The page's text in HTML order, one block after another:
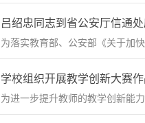
吕绍忠同志到省公安厅信通
为落实教育部、公安部《关于加
学校组织开展教学创新大赛
为进一步提升教师的教学创新能